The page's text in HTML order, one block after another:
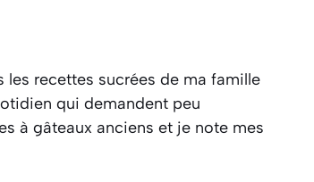
recettes sucrées de ma famille
qui demandent peu
à gâteaux anciens et je note mes